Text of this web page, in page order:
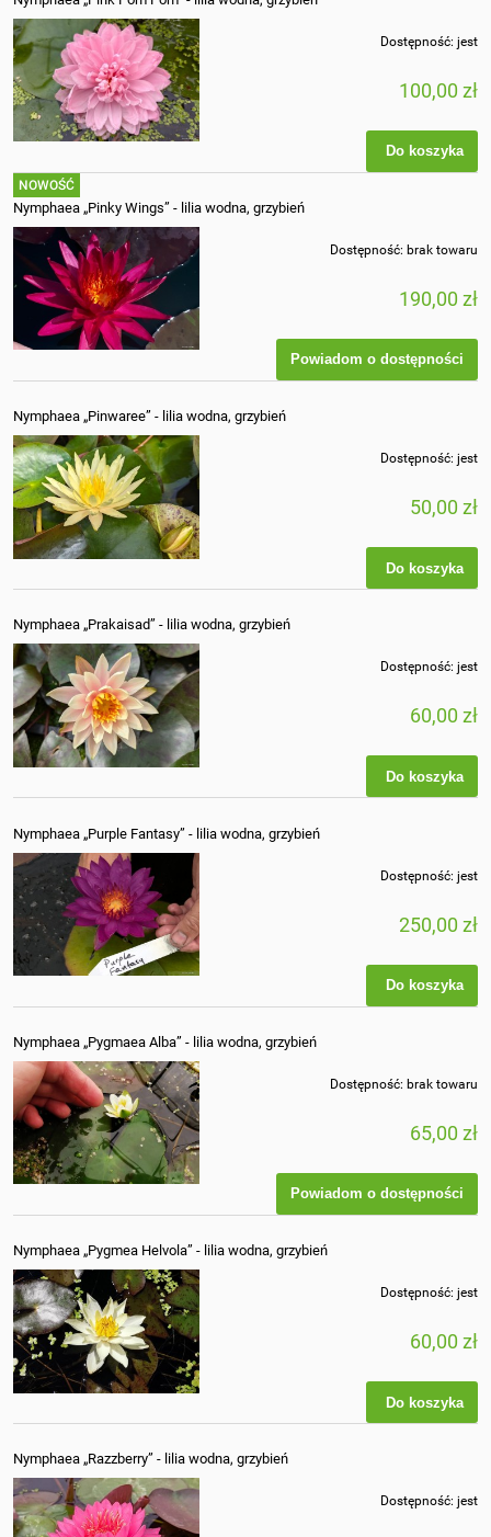
Dostępność: jest
100,00 zł
Do koszyka
Nymphaea „Pinky Wings” - lilia wodna, grzybień
Dostępność: brak towaru
190,00 zł
Powiadom o dostępności
NOWOŚĆ
Nymphaea „Pinwaree” - lilia wodna, grzybień
Dostępność: jest
50,00 zł
Do koszyka
Nymphaea „Prakaisad” - lilia wodna, grzybień
Dostępność: jest
60,00 zł
Do koszyka
Nymphaea „Purple Fantasy” - lilia wodna, grzybień
Dostępność: jest
250,00 zł
Do koszyka
Nymphaea „Pygmaea Alba” - lilia wodna, grzybień
Dostępność: brak towaru
65,00 zł
Powiadom o dostępności
Nymphaea „Pygmea Helvola” - lilia wodna, grzybień
Dostępność: jest
60,00 zł
Do koszyka
Nymphaea „Razzberry” - lilia wodna, grzybień
Dostępność: jest